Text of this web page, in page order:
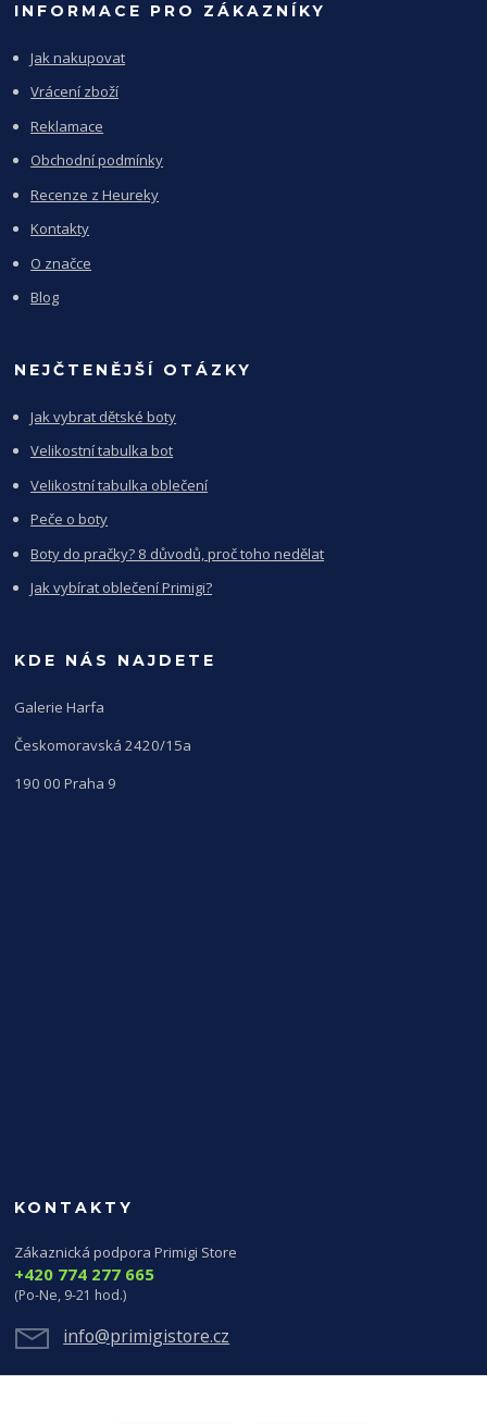
INFORMACE PRO ZÁKAZNÍKY
Jak nakupovat
Vrácení zboží
Reklamace
Obchodní podmínky
Recenze z Heureky
Kontakty
O značce
Blog
NEJČTENĚJŠÍ OTÁZKY
Jak vybrat dětské boty
Velikostní tabulka bot
Velikostní tabulka oblečení
Peče o boty
Boty do pračky? 8 důvodů, proč toho nedělat
Jak vybírat oblečení Primigi?
KDE NÁS NAJDETE
Galerie Harfa
Českomoravská 2420/15a
190 00 Praha 9
KONTAKTY
Zákaznická podpora Primigi Store
+420 774 277 665
(Po-Ne, 9-21 hod.)
info@primigistore.cz